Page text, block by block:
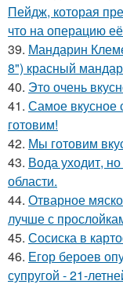
Пейдж, которая
что на операцию
39. Мандарин
8") красный
40. Это очень
41. Самое
готовим!
42. Мы готовим
43. Вода уходит,
области.
44. Отварное
лучше с
45. Сосиска в
46. Егор бероев
супругой - 21-